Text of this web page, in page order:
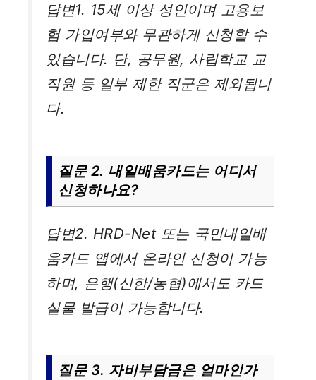
답변1. 15세 이상 성인이며 고용보
험 가입여부와 무관하게 신청할 수
있습니다. 단, 공무원, 사립학교 교
직원 등 일부 제한 직군은 제외됩니
다.
질문 2. 내일배움카드는 어디서
신청하나요?
답변2. HRD-Net 또는 국민내일배
움카드 앱에서 온라인 신청이 가능
하며, 은행(신한/농협)에서도 카드
실물 발급이 가능합니다.
질문 3. 자비부담금은 얼마인가